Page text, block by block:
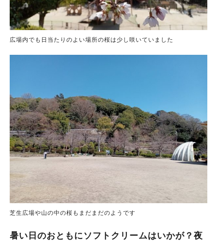
広場内でも日当たりのよい場所の桜は少し咲いていました
芝生広場や山の中の桜もまだまだのようです
暑い日のおともにソフトクリームはいかが？夜